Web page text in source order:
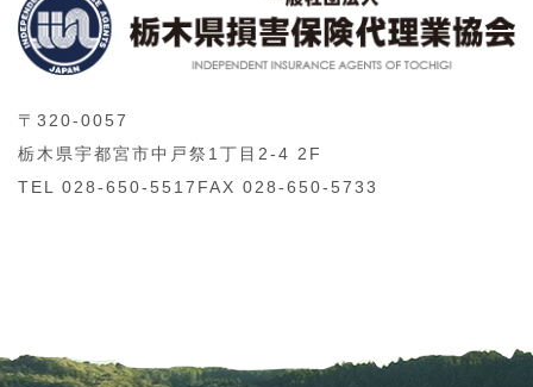
〒320-0057
栃木県宇都宮市中戸祭1丁目2-4 2F
TEL 028-650-5517 FAX 028-650-5733